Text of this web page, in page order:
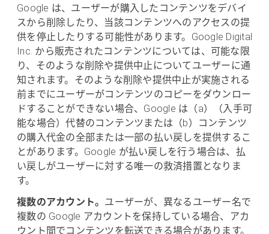
Google は、ユーザーが購入したコンテンツをデバイ
スから削除したり、当該コンテンツへのアクセスの提
供を停止したりする可能性があります。Google Digital
Inc. から販売されたコンテンツについては、可能な限
り、そのような削除や提供中止についてユーザーに通
知されます。そのような削除や提供中止が実施される
前までにユーザーがコンテンツのコピーをダウンロー
ドすることができない場合、Google は（a）（入手可
能な場合）代替のコンテンツまたは（b）コンテンツ
の購入代金の全部または一部の払い戻しを提供するこ
とがあります。Google が払い戻しを行う場合は、払
い戻しがユーザーに対する唯一の救済措置となりま
す。
複数のアカウント。 ユーザーが、異なるユーザー名で
複数の Google アカウントを保持している場合、アカ
ウント間でコンテンツを転送できる場合があります。